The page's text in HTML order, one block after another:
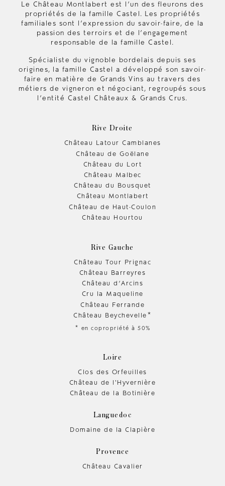
Le Château Montlabert est l’un des fleurons des
propriétés de la famille Castel. Les propriétés
familiales sont l’expression du savoir-faire, de la
passion des terroirs et de l’engagement
responsable de la famille Castel.
Spécialiste du vignoble bordelais depuis ses
origines, la famille Castel a développé son savoir-
faire en matière de Grands Vins au travers des
métiers de vigneron et négociant, regroupés sous
l’entité Castel Châteaux & Grands Crus.
Rive Droite
Château Latour Camblanes
Château de Goëlane
Château du Lort
Château Malbec
Château du Bousquet
Château Montlabert
Château de Haut-Coulon
Château Hourtou
Rive Gauche
Château Tour Prignac
Château Barreyres
Château d’Arcins
Cru la Maqueline
Château Ferrande
Château Beychevelle*
* en copropriété à 50%
Loire
Clos des Orfeuilles
Château de l'Hyvernière
Château de la Botinière
Languedoc
Domaine de la Clapière
Provence
Château Cavalier